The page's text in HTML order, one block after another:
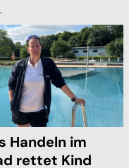
Handeln im
rettet Kind